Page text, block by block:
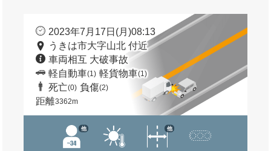
2023年7月17日(月)08:13
うきは市大字山北 付近
車両相互 大破事故
軽自動車(1) 軽貨物車(1)
死亡(0) 負傷(2)
距離3362m
他 他